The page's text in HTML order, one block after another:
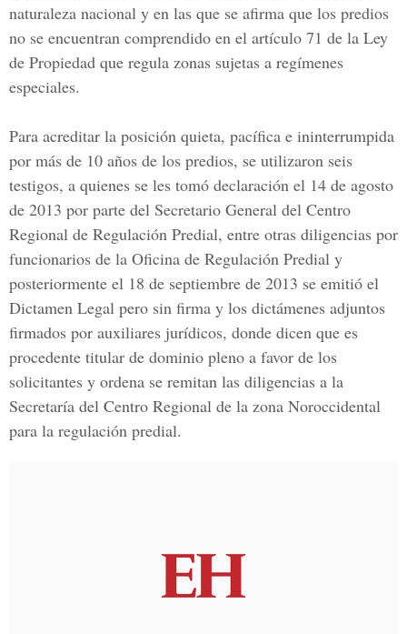
naturaleza nacional y en las que se afirma que los predios
no se encuentran comprendido en el artículo 71 de la Ley
de Propiedad que regula zonas sujetas a regímenes
especiales.
Para acreditar la posición quieta, pacífica e ininterrumpida
por más de 10 años de los predios, se utilizaron seis
testigos, a quienes se les tomó declaración el 14 de agosto
de 2013 por parte del Secretario General del Centro
Regional de Regulación Predial, entre otras diligencias por
funcionarios de la Oficina de Regulación Predial y
posteriormente el 18 de septiembre de 2013 se emitió el
Dictamen Legal pero sin firma y los dictámenes adjuntos
firmados por auxiliares jurídicos, donde dicen que es
procedente titular de dominio pleno a favor de los
solicitantes y ordena se remitan las diligencias a la
Secretaría del Centro Regional de la zona Noroccidental
para la regulación predial.